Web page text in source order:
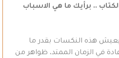
.. برأيك ما هي الاسباب
يعيش هذه النكسات بقدر ما
في الزمان الممتد، ظواهر من